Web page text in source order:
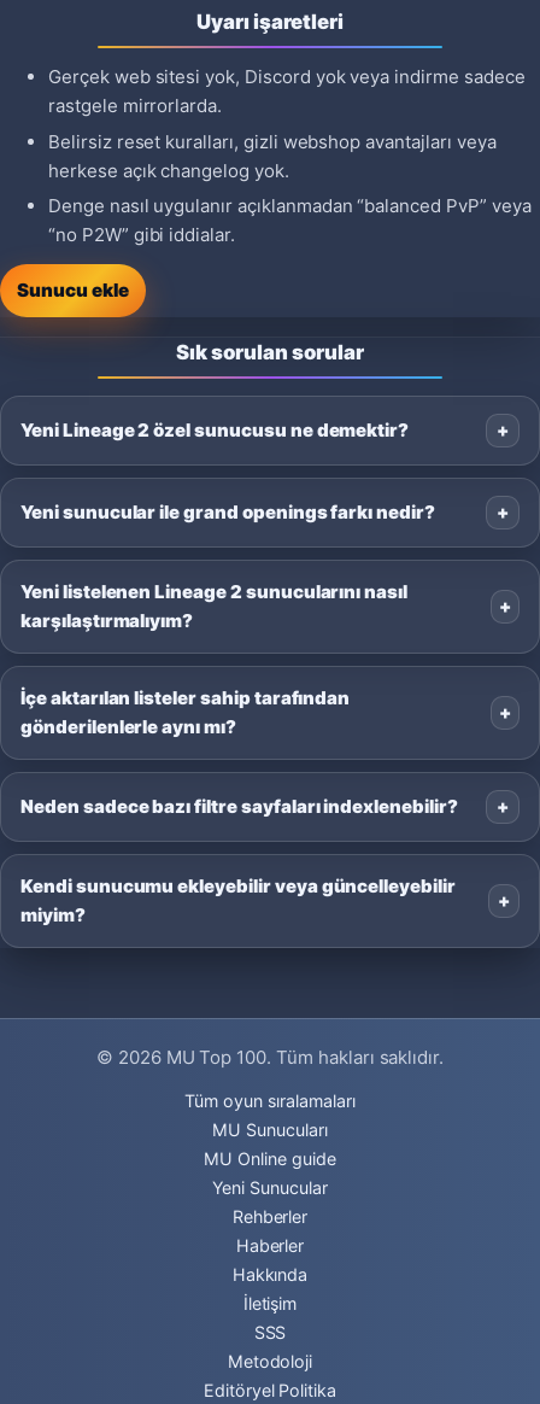
Uyarı işaretleri
Gerçek web sitesi yok, Discord yok veya indirme sadece
rastgele mirrorlarda.
Belirsiz reset kuralları, gizli webshop avantajları veya
herkese açık changelog yok.
Denge nasıl uygulanır açıklanmadan “balanced PvP” veya
“no P2W” gibi iddialar.
Sunucu ekle
Sık sorulan sorular
Yeni Lineage 2 özel sunucusu ne demektir?
Yeni sunucular ile grand openings farkı nedir?
Yeni listelenen Lineage 2 sunucularını nasıl
karşılaştırmalıyım?
İçe aktarılan listeler sahip tarafından
gönderilenlerle aynı mı?
Neden sadece bazı filtre sayfaları indexlenebilir?
Kendi sunucumu ekleyebilir veya güncelleyebilir
miyim?
© 2026 MU Top 100. Tüm hakları saklıdır.
Tüm oyun sıralamaları
MU Sunucuları
MU Online guide
Yeni Sunucular
Rehberler
Haberler
Hakkında
İletişim
SSS
Metodoloji
Editöryel Politika